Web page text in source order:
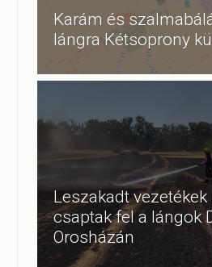
Karám és
lángra Kétsoprony
Leszakadt
csaptak fel a lángok
Orosházán